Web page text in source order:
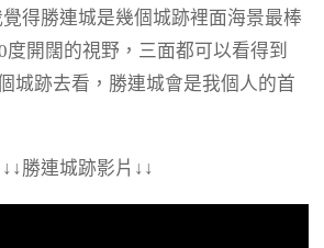
得勝連城是幾個城跡裡面海景最棒
度開闊的視野，三面都可以看得到
城跡去看，勝連城會是我個人的首
↓↓勝連城跡影片↓↓